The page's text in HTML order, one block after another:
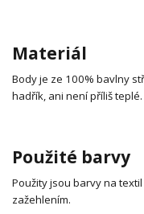
Materiál
Body je ze 100% bavlny
hadřík, ani není příliš teplé.
Použité barvy
Použity jsou barvy na
zažehlením.